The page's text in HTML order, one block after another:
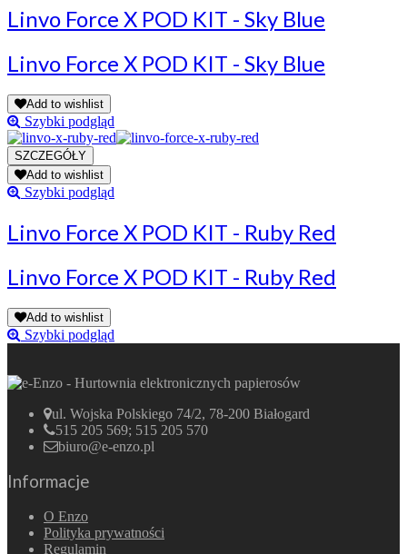
Linvo Force X POD KIT - Sky Blue
Linvo Force X POD KIT - Sky Blue
Add to wishlist
Szybki podgląd
Add to wishlist
Szybki podgląd
Linvo Force X POD KIT - Ruby Red
Linvo Force X POD KIT - Ruby Red
Add to wishlist
Szybki podgląd
ul. Wojska Polskiego 74/2, 78-200 Białogard
515 205 569; 515 205 570
biuro@e-enzo.pl
Informacje
O Enzo
Polityka prywatności
Regulamin